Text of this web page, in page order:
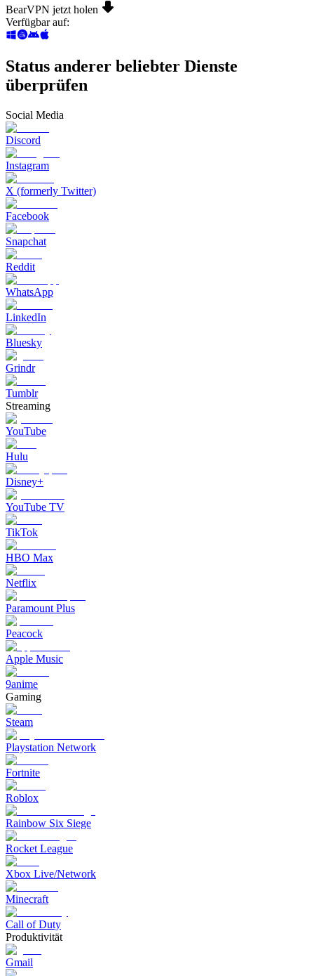
BearVPN jetzt holen
Verfügbar auf:
Status anderer beliebter Dienste
überprüfen
Social Media
Discord
Instagram
X (formerly Twitter)
Facebook
Snapchat
Reddit
WhatsApp
LinkedIn
Bluesky
Grindr
Tumblr
Streaming
YouTube
Hulu
Disney+
YouTube TV
TikTok
HBO Max
Netflix
Paramount Plus
Peacock
Apple Music
9anime
Gaming
Steam
Playstation Network
Fortnite
Roblox
Rainbow Six Siege
Rocket League
Xbox Live/Network
Minecraft
Call of Duty
Produktivität
Gmail